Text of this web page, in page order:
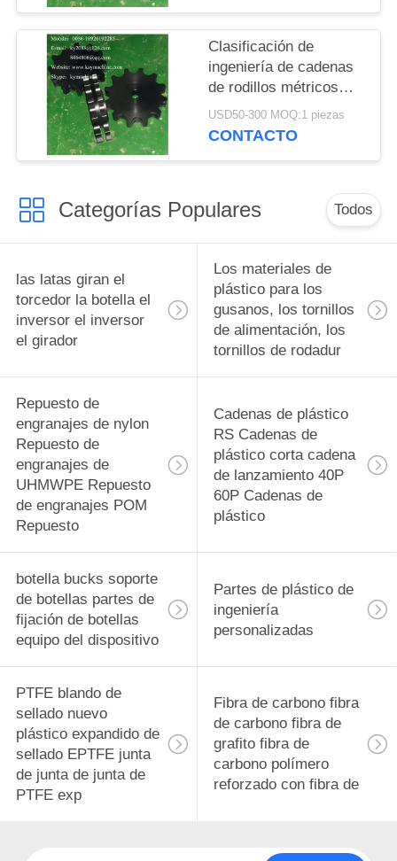
cadena
Clasificación de
ingeniería de cadenas
de rodillos métricos
Rodillos hechos a la
medida Rodillos de
USD50-300 MOQ:1 piezas
CONTACTO
Categorías Populares Todos
las latas giran el
torcedor la botella el
inversor el inversor
el girador
Los materiales de
plástico para los
gusanos, los tornillos
de alimentación, los
tornillos de rodadur
Repuesto de
engranajes de nylon
Repuesto de
engranajes de
UHMWPE Repuesto
de engranajes POM
Repuesto
Cadenas de plástico
RS Cadenas de
plástico corta cadena
de lanzamiento 40P
60P Cadenas de
plástico
botella bucks soporte
de botellas partes de
fijación de botellas
equipo del dispositivo
Partes de plástico de
ingeniería
personalizadas
PTFE blando de
sellado nuevo
plástico expandido de
sellado EPTFE junta
de junta de junta de
PTFE exp
Fibra de carbono fibra
de carbono fibra de
grafito fibra de
carbono polímero
reforzado con fibra de